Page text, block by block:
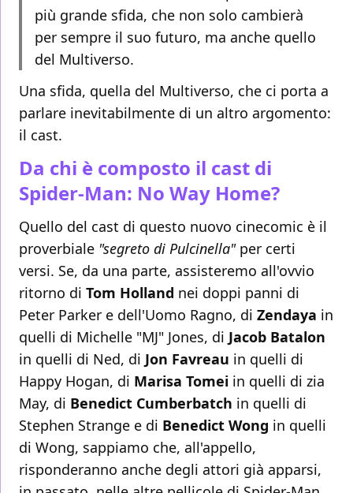
più grande sfida, che non solo cambierà
per sempre il suo futuro, ma anche quello
del Multiverso.
Una sfida, quella del Multiverso, che ci porta a
parlare inevitabilmente di un altro argomento:
il cast.
Da chi è composto il cast di
Spider-Man: No Way Home?
Quello del cast di questo nuovo cinecomic è il
proverbiale "segreto di Pulcinella"per certi
versi. Se, da una parte, assisteremo all'ovvio
ritorno di Tom Holland nei doppi panni di
Peter Parker e dell'Uomo Ragno, di Zendaya in
quelli di Michelle "MJ" Jones, di Jacob Batalon
in quelli di Ned, di Jon Favreau in quelli di
Happy Hogan, di Marisa Tomei in quelli di zia
May, di Benedict Cumberbatch in quelli di
Stephen Strange e di Benedict Wong in quelli
di Wong, sappiamo che, all'appello,
risponderanno anche degli attori già apparsi,